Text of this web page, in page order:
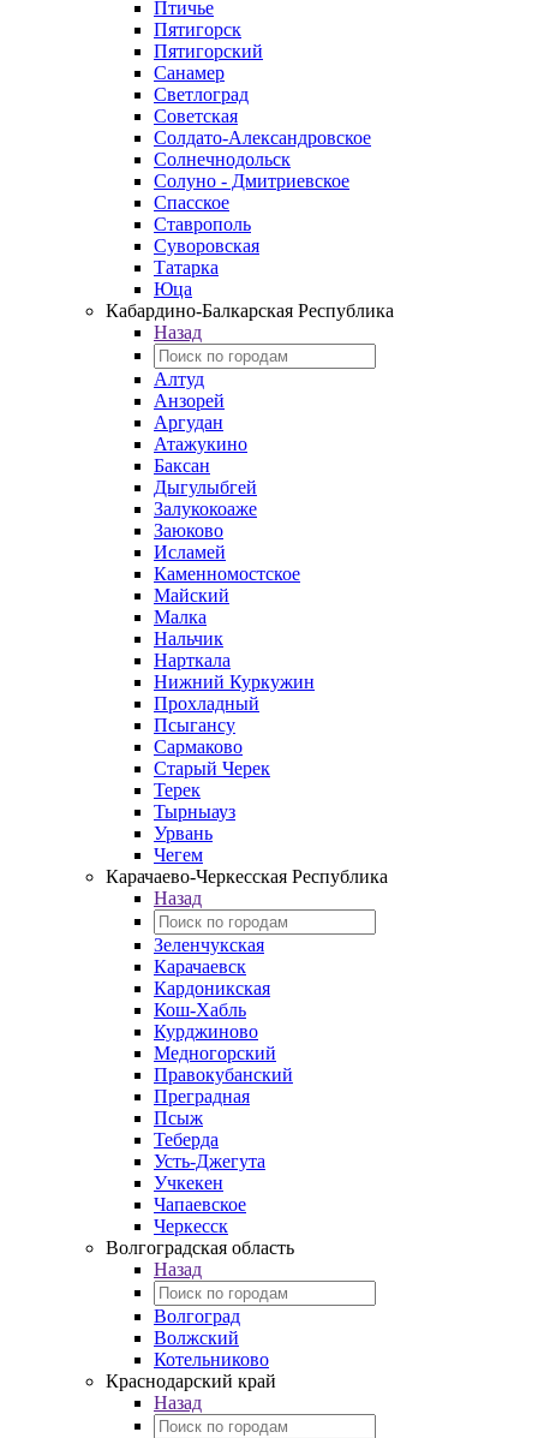
Птичье
Пятигорск
Пятигорский
Санамер
Светлоград
Советская
Солдато-Александровское
Солнечнодольск
Солуно - Дмитриевское
Спасское
Ставрополь
Суворовская
Татарка
Юца
Кабардино‑Балкарская Республика
Назад
Алтуд
Анзорей
Аргудан
Атажукино
Баксан
Дыгулыбгей
Залукокоаже
Заюково
Исламей
Каменномостское
Майский
Малка
Нальчик
Нарткала
Нижний Куркужин
Прохладный
Псыгансу
Сармаково
Старый Черек
Терек
Тырныауз
Урвань
Чегем
Карачаево-Черкесская Республика
Назад
Зеленчукская
Карачаевск
Кардоникская
Кош-Хабль
Курджиново
Медногорский
Правокубанский
Преградная
Псыж
Теберда
Усть-Джегута
Учкекен
Чапаевское
Черкесск
Волгоградская область
Назад
Волгоград
Волжский
Котельниково
Краснодарский край
Назад